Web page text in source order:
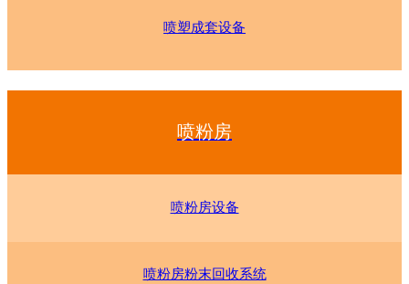
喷塑成套设备
喷粉房
喷粉房设备
喷粉房粉末回收系统